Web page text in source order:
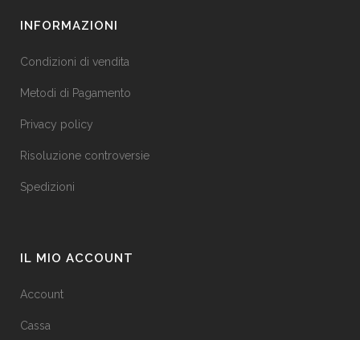
INFORMAZIONI
Condizioni di vendita
Metodi di Pagamento
Privacy policy
Risoluzione controversie
Spedizioni
IL MIO ACCOUNT
Account
Cassa